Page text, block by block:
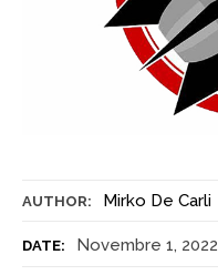
AUTHOR: Mirko De Carli
DATE: Novembre 1, 2022